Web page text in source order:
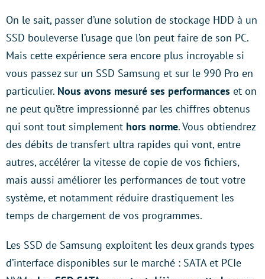
On le sait, passer d’une solution de stockage HDD à un
SSD bouleverse l’usage que l’on peut faire de son PC.
Mais cette expérience sera encore plus incroyable si
vous passez sur un SSD Samsung et sur le 990 Pro en
particulier. Nous avons mesuré ses performances et on
ne peut qu’être impressionné par les chiffres obtenus
qui sont tout simplement hors norme. Vous obtiendrez
des débits de transfert ultra rapides qui vont, entre
autres, accélérer la vitesse de copie de vos fichiers,
mais aussi améliorer les performances de tout votre
système, et notamment réduire drastiquement les
temps de chargement de vos programmes.
Les SSD de Samsung exploitent les deux grands types
d’interface disponibles sur le marché : SATA et PCIe